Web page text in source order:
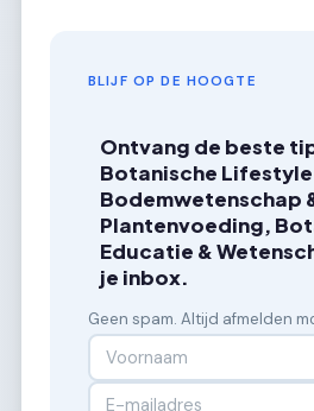
BLIJF OP DE HOOGTE
Ontvang de beste
Botanische
Bodemwetenschap
Plantenvoeding,
Educatie &
je inbox.
Geen spam. Altijd afmelden